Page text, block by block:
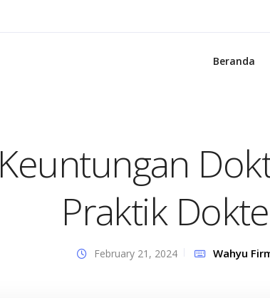
Beranda
Keuntungan
Praktik
February 21, 2024 Wahyu